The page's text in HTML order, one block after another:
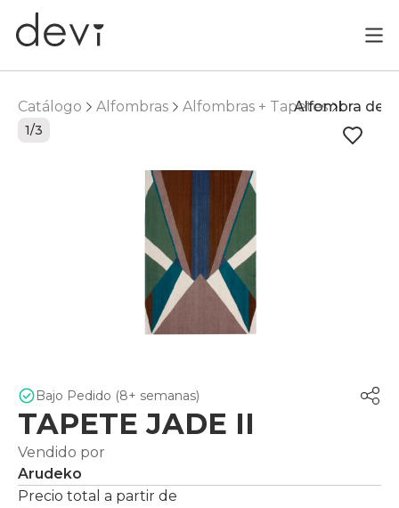
Catálogo Alfombras Alfombras + TapetesAlfombra de
1/3
Bajo Pedido (8+ semanas)
TAPETE JADE II
Vendido por
Arudeko
Precio total a partir de